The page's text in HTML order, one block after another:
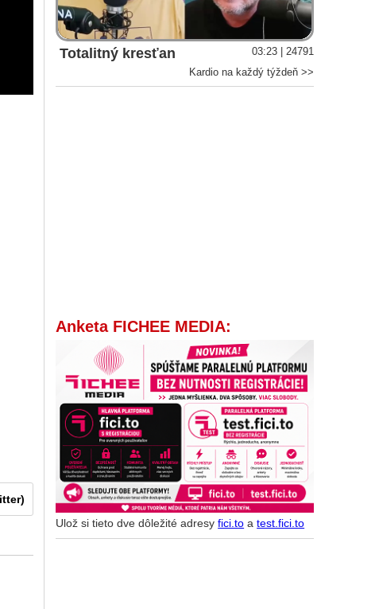
Video
Totalitný kresťan
03:23 | 24791
Kardio na každý týždeň >>
Anketa FICHEE MEDIA:
Ulož si tieto dve dôležité adresyfici.to atest.fici.to